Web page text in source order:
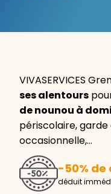
VIVASERVICES
ses alentours
de nounou à
périscolaire, garde
occasionnelle,…
-50%
déduit